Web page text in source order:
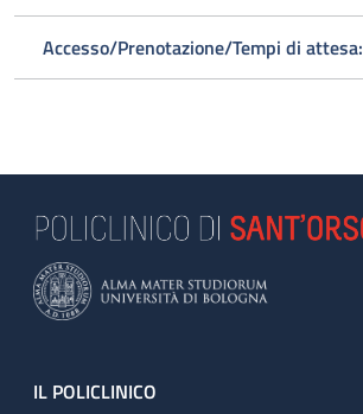
Accesso/Prenotazione/Tempi di attesa:
Footer
IL POLICLINICO